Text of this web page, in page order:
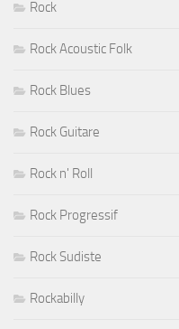
Rock
Rock Acoustic Folk
Rock Blues
Rock Guitare
Rock n' Roll
Rock Progressif
Rock Sudiste
Rockabilly